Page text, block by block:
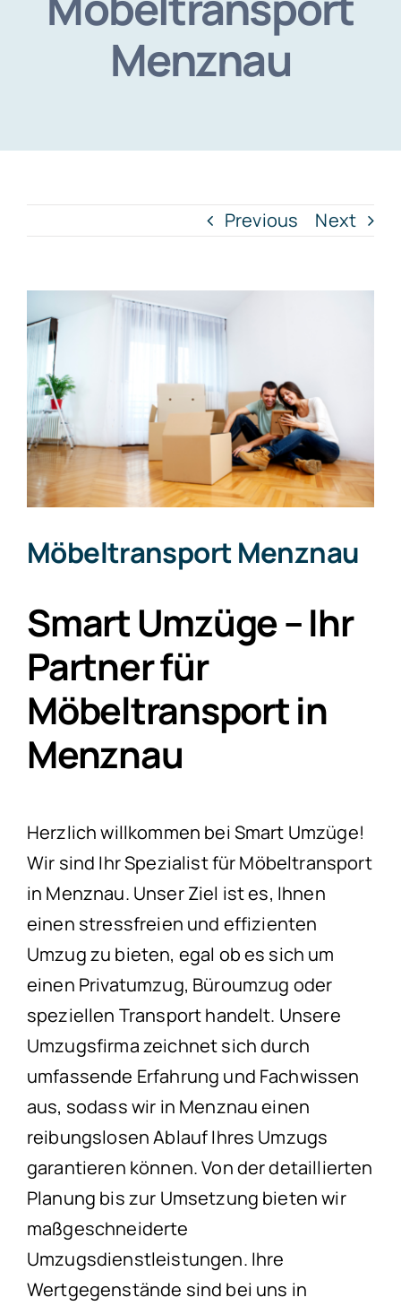
Menznau
Previous Next
Larger
Image
Möbeltransport Menznau
Smart Umzüge – Ihr
Partner für
Möbeltransport in
Menznau
Herzlich willkommen bei Smart Umzüge!
Wir sind Ihr Spezialist für Möbeltransport
in Menznau. Unser Ziel ist es, Ihnen
einen stressfreien und effizienten
Umzug zu bieten, egal ob es sich um
einen Privatumzug, Büroumzug oder
speziellen Transport handelt. Unsere
Umzugsfirma zeichnet sich durch
umfassende Erfahrung und Fachwissen
aus, sodass wir in Menznau einen
reibungslosen Ablauf Ihres Umzugs
garantieren können. Von der detaillierten
Planung bis zur Umsetzung bieten wir
maßgeschneiderte
Umzugsdienstleistungen. Ihre
Wertgegenstände sind bei uns in